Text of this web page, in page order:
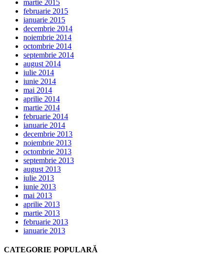
martie 2015
februarie 2015
ianuarie 2015
decembrie 2014
noiembrie 2014
octombrie 2014
septembrie 2014
august 2014
iulie 2014
iunie 2014
mai 2014
aprilie 2014
martie 2014
februarie 2014
ianuarie 2014
decembrie 2013
noiembrie 2013
octombrie 2013
septembrie 2013
august 2013
iulie 2013
iunie 2013
mai 2013
aprilie 2013
martie 2013
februarie 2013
ianuarie 2013
CATEGORIE POPULARĂ